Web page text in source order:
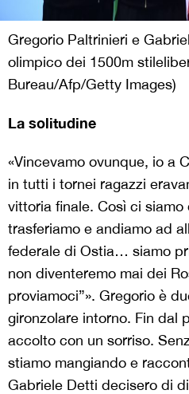
Gregorio Paltrinieri e
olimpico dei 1500m
Bureau/Afp/Getty Images)
La solitudine
«Vincevamo ovunque, io a
in tutti i tornei ragazzi
vittoria finale. Così ci
trasferiamo e andiamo ad
federale di Ostia… siamo
non diventeremo mai dei
proviamoci”». Gregorio è
gironzolare intorno. Fin dal
accolto con un sorriso.
stiamo mangiando e
Gabriele Detti decisero di